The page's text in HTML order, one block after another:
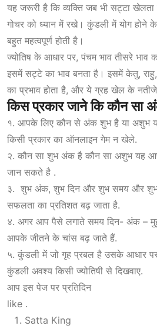
यह जरूरी है कि व्यक्ति जब भी सट्टा खेलता
गोचर को ध्यान में रखे। कुंडली में योग होने के
बहुत महत्वपूर्ण होती है।
ज्योतिष के आधार पर, पंचम भाव तीसरे भाव
इसमें सट्टे का भाव बनता है। इसमें केतु,
का प्रभाव होता है, और ये ग्रह खेल के
किस प्रकार जाने कि कौन सा
१. आपके लिए कौन से अंक शुभ है या अशुभ यह
किसी प्रकार का ऑनलाइन गेम न खेले.
२. कौन सा शुभ अंक है कौन सा अशुभ यह
जान सकते है .
३. शुभ अंक, शुभ दिन और शुभ समय और शुभ
सफलता का प्रतिशत बढ़ जाता है.
४. अगर आप पैसे लगाते समय दिन- अंक –
आपके जीतने के चांस बढ़ जाते हैं.
५. कुंडली में जो गृह प्रबल है उसके आधार
कुंडली अवश्य किसी ज्योतिषी से दिखवाए.
आप इस पेज पर प्रतिदिन
like .
Satta King